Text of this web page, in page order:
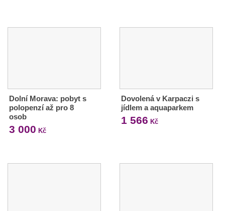
Dolní Morava: pobyt s
polopenzí až pro 8
osob
3 000 Kč
Dovolená v Karpaczi s
jídlem a aquaparkem
1 566 Kč